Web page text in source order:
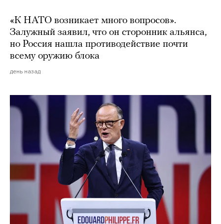
«К НАТО возникает много вопросов».
Залужный заявил, что он сторонник альянса,
но Россия нашла противодействие почти
всему оружию блока
день назад